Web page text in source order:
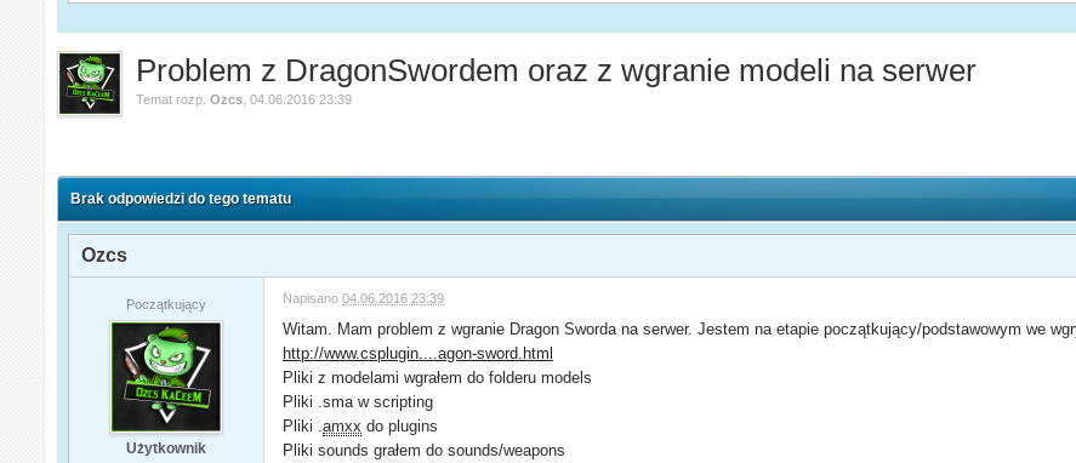
Problem z DragonSwordem oraz z wgranie modeli na serwer
Temat rozp.Ozcs ,04.06.2016 23:39
Brak odpowiedzi do tego tematu
Ozcs
Początkujący
Użytkownik
Napisano04.06.2016 23:39
Witam. Mam problem z wgranie Dragon Sworda na serwer. Jestem na etapie początkujący/podstawowym we
http://www.csplugin....agon-sword.html
Pliki z modelami wgrałem do folderu models
Pliki .sma w scripting
Pliki .amxx do plugins
Pliki sounds grałem do sounds/weapons